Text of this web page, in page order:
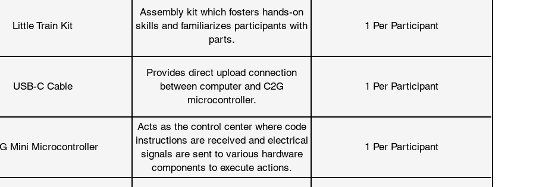
Little Train Kit
Assembly kit which fosters hands-on
skills and familiarizes participants with
parts.
1 Per Participant
USB-C Cable
Provides direct upload connection
between computer and C2G
microcontroller.
1 Per Participant
Mini Microcontroller
Acts as the control center where code
instructions are received and electrical
signals are sent to various hardware
components to execute actions.
1 Per Participant